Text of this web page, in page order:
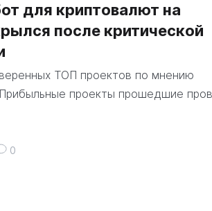
для криптовалют на
после критической
ТОП проектов по мнению
проекты прошедшие
0